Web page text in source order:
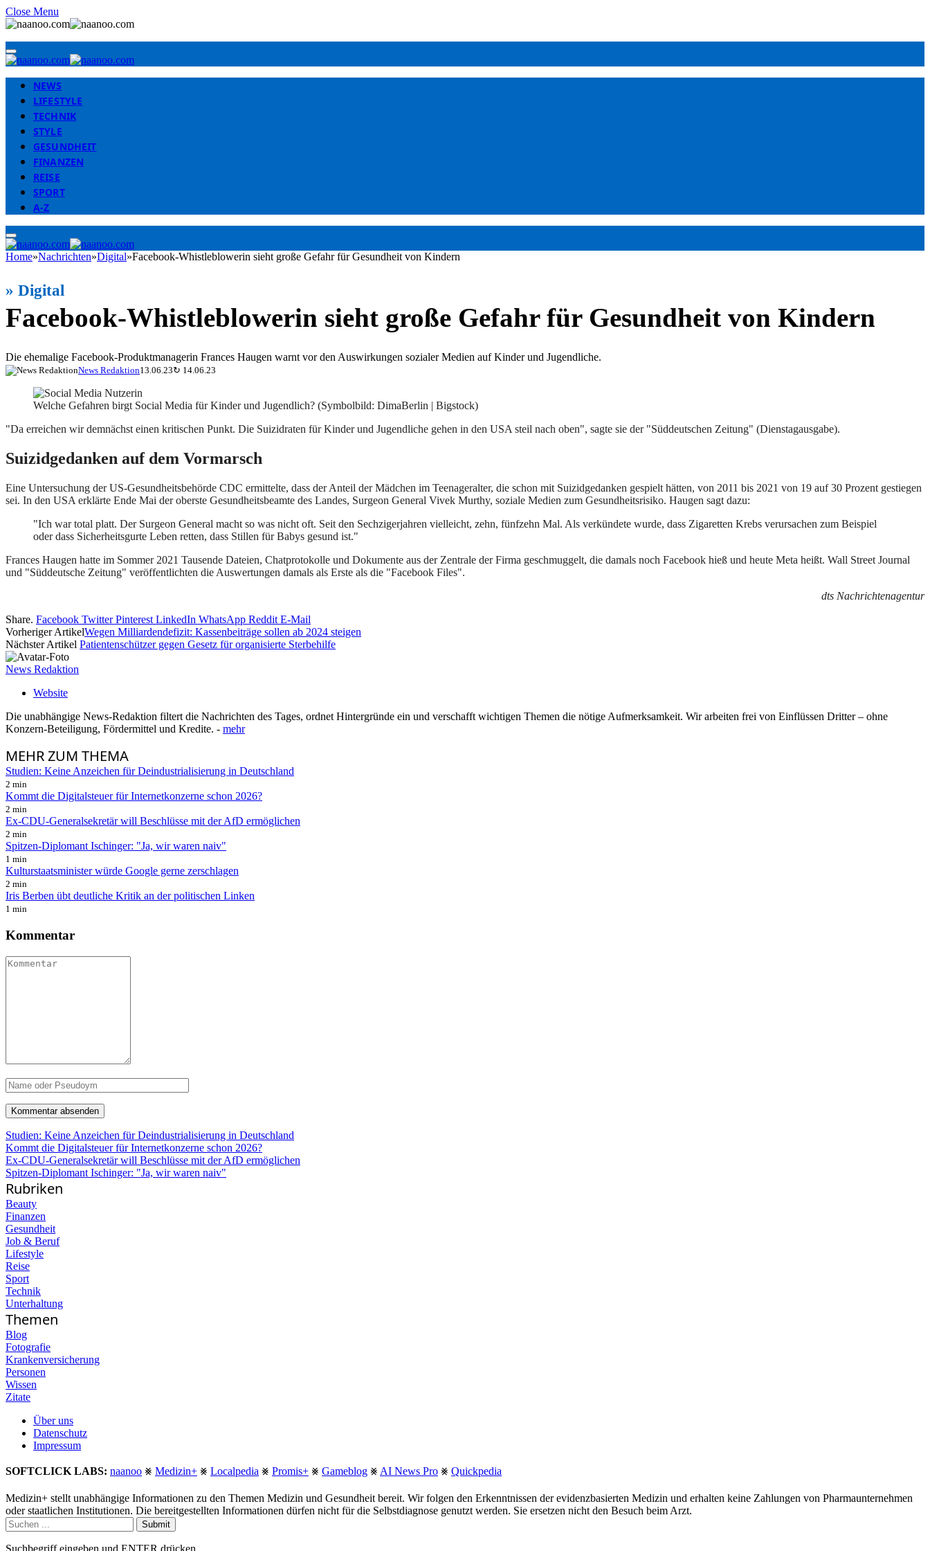
Close Menu
NEWS
LIFESTYLE
TECHNIK
STYLE
GESUNDHEIT
FINANZEN
REISE
SPORT
A-Z
Home»Nachrichten»Digital»Facebook-Whistleblowerin sieht große Gefahr für Gesundheit von Kindern
Facebook-Whistleblowerin sieht große Gefahr für Gesundheit von Kindern
» Digital
Die ehemalige Facebook-Produktmanagerin Frances Haugen warnt vor den Auswirkungen sozialer Medien auf Kinder und Jugendliche.
News Redaktion13.06.23↻ 14.06.23
Welche Gefahren birgt Social Media für Kinder und Jugendlich? (Symbolbild: DimaBerlin | Bigstock)
"Da erreichen wir demnächst einen kritischen Punkt. Die Suizidraten für Kinder und Jugendliche gehen in den USA steil nach oben", sagte sie der "Süddeutschen Zeitung" (Dienstagausgabe).
Suizidgedanken auf dem Vormarsch
Eine Untersuchung der US-Gesundheitsbehörde CDC ermittelte, dass der Anteil der Mädchen im Teenageralter, die schon mit Suizidgedanken gespielt hätten, von 2011 bis 2021 von 19 auf 30 Prozent gestiegen
sei. In den USA erklärte Ende Mai der oberste Gesundheitsbeamte des Landes, Surgeon General Vivek Murthy, soziale Medien zum Gesundheitsrisiko. Haugen sagt dazu:
"Ich war total platt. Der Surgeon General macht so was nicht oft. Seit den Sechzigerjahren vielleicht, zehn, fünfzehn Mal. Als verkündete wurde, dass Zigaretten Krebs verursachen zum Beispiel
oder dass Sicherheitsgurte Leben retten, dass Stillen für Babys gesund ist."
Frances Haugen hatte im Sommer 2021 Tausende Dateien, Chatprotokolle und Dokumente aus der Zentrale der Firma geschmuggelt, die damals noch Facebook hieß und heute Meta heißt. Wall Street Journal
und "Süddeutsche Zeitung" veröffentlichten die Auswertungen damals als Erste als die "Facebook Files".
dts Nachrichtenagentur
Share. Facebook Twitter Pinterest LinkedIn WhatsApp Reddit E-Mail
Vorheriger ArtikelWegen Milliardendefizit: Kassenbeiträge sollen ab 2024 steigen
Nächster Artikel Patientenschützer gegen Gesetz für organisierte Sterbehilfe
News Redaktion
Website
Die unabhängige News-Redaktion filtert die Nachrichten des Tages, ordnet Hintergründe ein und verschafft wichtigen Themen die nötige Aufmerksamkeit. Wir arbeiten frei von Einflüssen Dritter – ohne
Konzern-Beteiligung, Fördermittel und Kredite. - mehr
MEHRZUM THEMA
Studien: Keine Anzeichen für Deindustrialisierung in Deutschland
2 min
Kommt die Digitalsteuer für Internetkonzerne schon 2026?
2 min
Ex-CDU-Generalsekretär will Beschlüsse mit der AfD ermöglichen
2 min
Spitzen-Diplomant Ischinger: "Ja, wir waren naiv"
1 min
Kulturstaatsminister würde Google gerne zerschlagen
2 min
Iris Berben übt deutliche Kritik an der politischen Linken
1 min
Kommentar
Studien: Keine Anzeichen für Deindustrialisierung in Deutschland
Kommt die Digitalsteuer für Internetkonzerne schon 2026?
Ex-CDU-Generalsekretär will Beschlüsse mit der AfD ermöglichen
Spitzen-Diplomant Ischinger: "Ja, wir waren naiv"
Rubriken
Beauty
Finanzen
Gesundheit
Job & Beruf
Lifestyle
Reise
Sport
Technik
Unterhaltung
Themen
Blog
Fotografie
Krankenversicherung
Personen
Wissen
Zitate
Über uns
Datenschutz
Impressum
SOFTCLICK LABS: naanoo ⨳ Medizin+ ⨳ Localpedia ⨳ Promis+ ⨳ Gameblog ⨳ AI News Pro ⨳ Quickpedia
Medizin+ stellt unabhängige Informationen zu den Themen Medizin und Gesundheit bereit. Wir folgen den Erkenntnissen der evidenzbasierten Medizin und erhalten keine Zahlungen von Pharmaunternehmen
oder staatlichen Institutionen. Die bereitgestellten Informationen dürfen nicht für die Selbstdiagnose genutzt werden. Sie ersetzen nicht den Besuch beim Arzt.
Submit
Suchbegriff eingeben und ENTER drücken